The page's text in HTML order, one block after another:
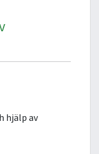
hjälp av